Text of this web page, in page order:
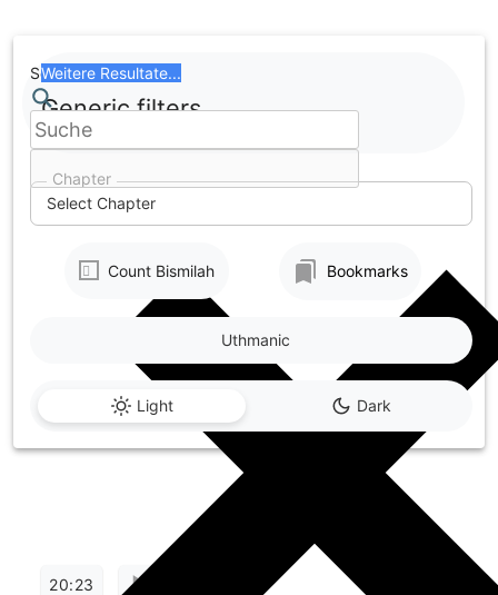
to
content
Chapter
Select Chapter
Search
Weitere Resultate...
Generic filters
Count Bismilah Bookmarks
Light Dark
Uthmanic
20:23